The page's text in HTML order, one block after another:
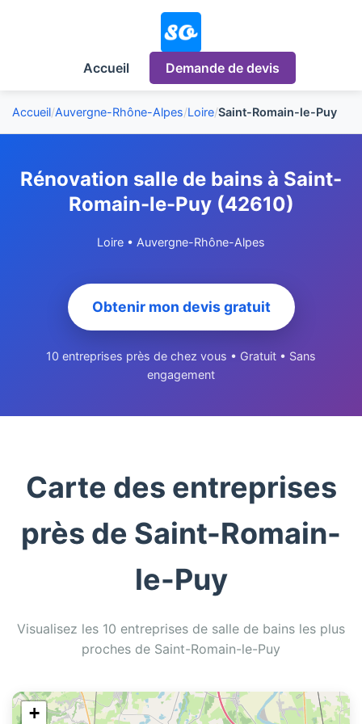
Accueil Demande de devis
Accueil/Auvergne-Rhône-Alpes/Loire/Saint-Romain-le-Puy
Rénovation salle de bains à Saint-
Romain-le-Puy (42610)
Loire • Auvergne-Rhône-Alpes
Obtenir mon devis gratuit
10 entreprises près de chez vous • Gratuit • Sans
engagement
Carte des entreprises
près de Saint-Romain-
le-Puy
Visualisez les 10 entreprises de salle de bains les plus
proches de Saint-Romain-le-Puy
+